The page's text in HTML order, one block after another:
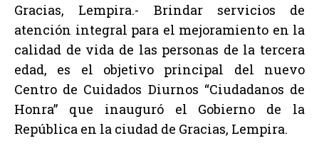
Gracias, Lempira.- Brindar servicios de
atención integral para el mejoramiento en la
calidad de vida de las personas de la tercera
edad, es el objetivo principal del nuevo
Centro de Cuidados Diurnos “Ciudadanos de
Honra” que inauguró el Gobierno de la
República en la ciudad de Gracias, Lempira.